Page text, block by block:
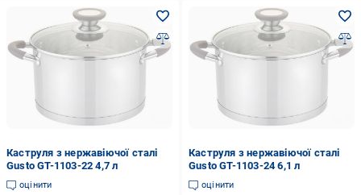
Каструля з нержавіючої сталі
Gusto GT-1103-22 4,7 л
оцінити
Каструля з нержавіючої сталі
Gusto GT-1103-24 6,1 л
оцінити